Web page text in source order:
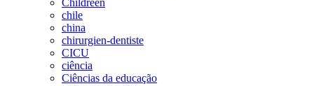
chile
china
chirurgien-dentiste
CICU
ciência
Ciências da educação